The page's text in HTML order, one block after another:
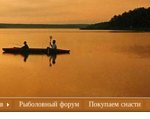
Рыболовный форум Покупаем снасти